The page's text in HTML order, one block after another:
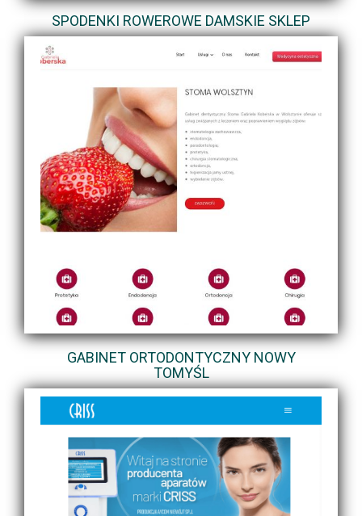
SPODENKI ROWEROWE DAMSKIE SKLEP
GABINET ORTODONTYCZNY NOWY
TOMYŚL